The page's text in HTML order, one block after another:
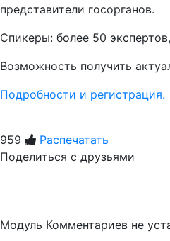
представители госорганов.
Спикеры: более 50
Возможность получить
Подробности и регистрация.
959
Распечатать
Поделиться с друзьями
Модуль Комментариев не